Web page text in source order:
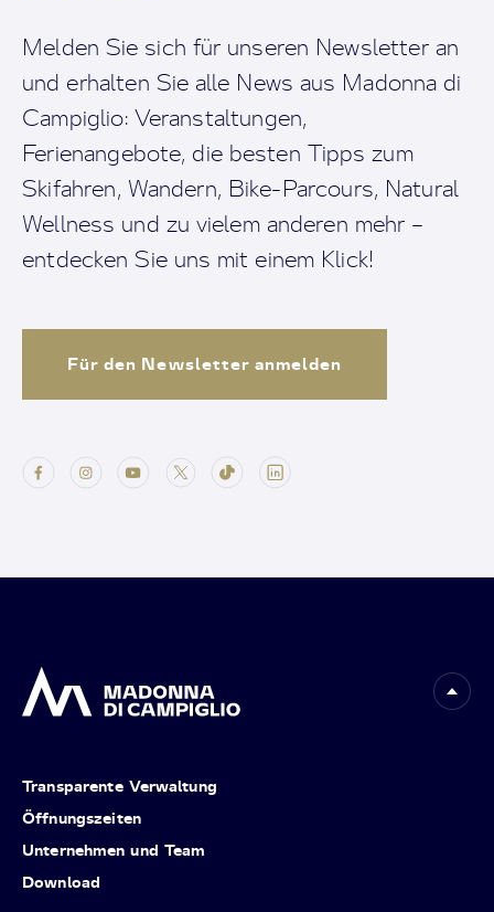
Melden Sie sich für unseren Newsletter an
und erhalten Sie alle News aus Madonna di
Campiglio: Veranstaltungen,
Ferienangebote, die besten Tipps zum
Skifahren, Wandern, Bike-Parcours, Natural
Wellness und zu vielem anderen mehr –
entdecken Sie uns mit einem Klick!
Für den Newsletter anmelden
Transparente Verwaltung
Öffnungszeiten
Unternehmen und Team
Download